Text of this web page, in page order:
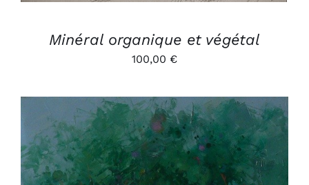
Minéral organique et végétal
100,00 €